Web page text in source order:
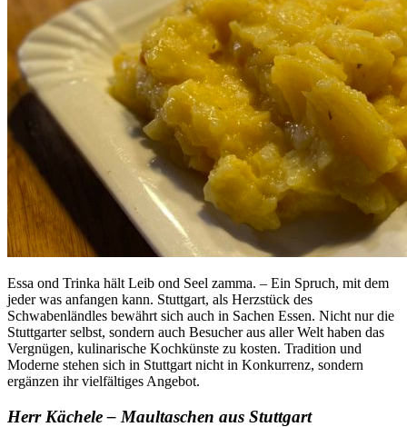
Essa ond Trinka hält Leib ond Seel zamma. – Ein Spruch, mit dem
jeder was anfangen kann. Stuttgart, als Herzstück des
Schwabenländles bewährt sich auch in Sachen Essen. Nicht nur die
Stuttgarter selbst, sondern auch Besucher aus aller Welt haben das
Vergnügen, kulinarische Kochkünste zu kosten. Tradition und
Moderne stehen sich in Stuttgart nicht in Konkurrenz, sondern
ergänzen ihr vielfältiges Angebot.
Herr Kächele – Maultaschen aus Stuttgart